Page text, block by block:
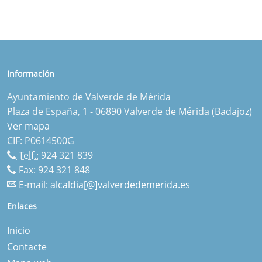
Información
Ayuntamiento de Valverde de Mérida
Plaza de España, 1 - 06890 Valverde de Mérida (Badajoz)
Ver mapa
CIF: P0614500G
Telf.: 924 321 839
Fax: 924 321 848
E-mail: alcaldia[@]valverdedemerida.es
Enlaces
Inicio
Contacte